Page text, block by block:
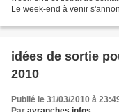
Le week-end à venir
idées de sortie
2010
Publié le 31/03/2010 à